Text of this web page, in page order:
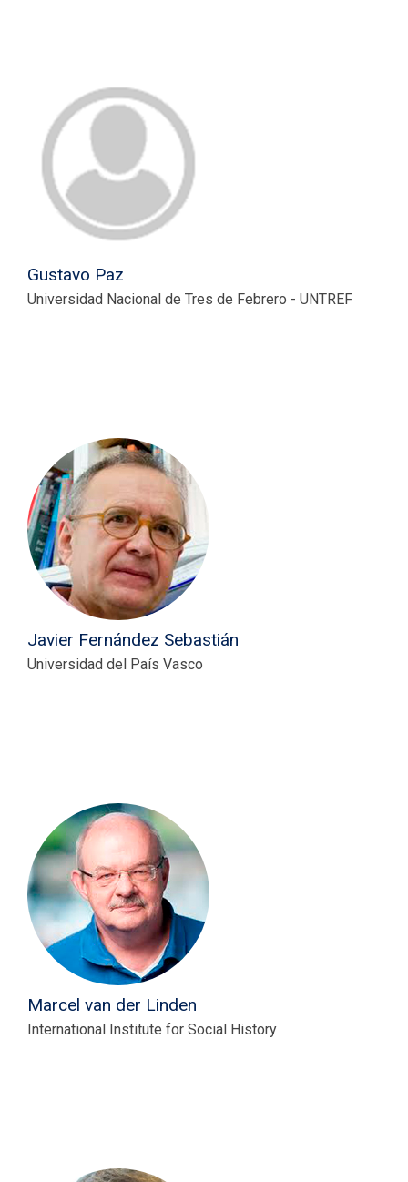
Gustavo Paz
Universidad Nacional de Tres de Febrero - UNTREF
Javier Fernández Sebastián
Universidad del País Vasco
Marcel van der Linden
International Institute for Social History